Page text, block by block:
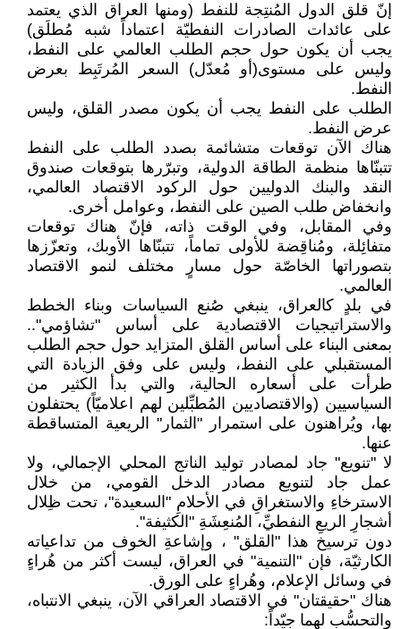
إنّ قلق الدول المُنتِجة للنفط (ومنها العراق الذي يعتمد
على عائدات الصادرات النفطيّة اعتماداً شبه مُطلَق)
يجب أن يكون حول حجم الطلب العالمي على النفط،
وليس على مستوى(أو مُعدّل) السعر المُرتَبِط بعرض
النفط.
الطلب على النفط يجب أن يكون مصدر القلق، وليس
عرض النفط.
هناك الآن توقعات متشائمة بصدد الطلب على النفط
تتبنّاها منظمة الطاقة الدولية، وتبرّرها بتوقعات صندوق
النقد والبنك الدوليين حول الركود الاقتصاد العالمي،
وانخفاض طلب الصين على النفط، وعوامل أخرى.
وفي المقابل، وفي الوقت ذاته، فإنّ هناك توقعات
متفائِلة، ومُناقِضة للأولى تماماً، تتبنّاها الأوبك، وتعزّزها
بتصوراتها الخاصّة حول مسارٍ مختلف لنمو الاقتصاد
العالمي.
في بلدٍ كالعراق، ينبغي صُنع السياسات وبناء الخطط
والاستراتيجيات الاقتصادية على أساس "تشاؤمي"..
بمعنى البناء على أساس القلق المتزايد حول حجم الطلب
المستقبلي على النفط، وليس على وفق الزيادة التي
طرأت على أسعاره الحالية، والتي بدأ الكثير من
السياسيين (والاقتصاديين المُطبِّلين لهم اعلاميّاً) يحتفلون
بها، ويُراهنون على استمرار "الثمار" الريعية المتساقطة
عنها.
لا "تنويع" جاد لمصادر توليد الناتج المحلي الإجمالي، ولا
عمل جاد لتنويع مصادر الدخل القومي، من خلال
الاسترخاءِ والاستغراقِ في الأحلامِ "السعيدة"، تحت ظِلال
أشجارِ الريعِ النفطيِّ، المُنعِشَةِ "الكثيفة".
دون ترسيخ هذا "القلق" ، وإشاعةِ الخوف من تداعياته
الكارثيّة، فإن "التنمية" في العراق، ليست أكثر من هُراءٍ
في وسائل الإعلام، وهُراءٍ على الورق.
هناك "حقيقتان" في الاقتصاد العراقي الآن، ينبغي الانتباه،
والتحسُّب لهما جيّداً: